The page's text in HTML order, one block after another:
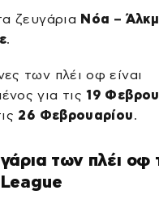
ζευγάρια Νόα –
.
των πλέι οφ είναι
για τις19
26 Φεβρουαρίου.
των πλέι οφ